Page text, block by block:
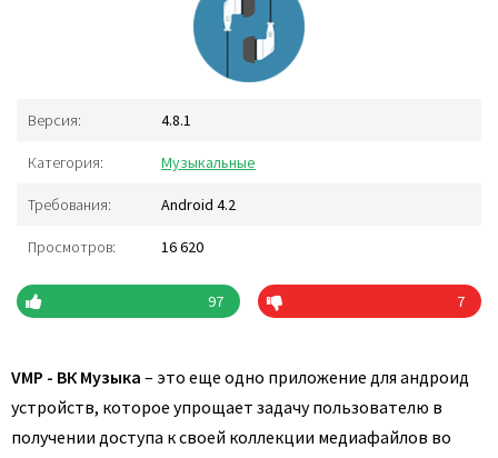
Версия: 4.8.1
Категория: Музыкальные
Требования: Android 4.2
Просмотров: 16 620
97 7
VMP - ВК Музыка – это еще одно приложение для андроид
устройств, которое упрощает задачу пользователю в
получении доступа к своей коллекции медиафайлов во